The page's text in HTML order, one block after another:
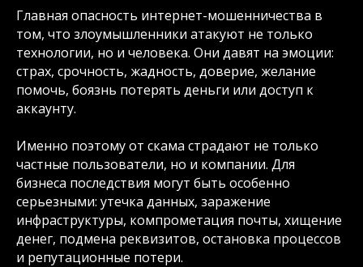
Главная опасность интернет-мошенничества в
том, что злоумышленники атакуют не только
технологии, но и человека. Они давят на эмоции:
страх, срочность, жадность, доверие, желание
помочь, боязнь потерять деньги или доступ к
аккаунту.
Именно поэтому от скама страдают не только
частные пользователи, но и компании. Для
бизнеса последствия могут быть особенно
серьезными: утечка данных, заражение
инфраструктуры, компрометация почты, хищение
денег, подмена реквизитов, остановка процессов
и репутационные потери.